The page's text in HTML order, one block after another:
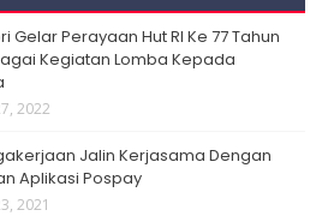
Gelar Perayaan Hut RI Ke 77 Tahun
Kegiatan Lomba Kepada
2022
Jalin Kerjasama Dengan
Aplikasi Pospay
2021